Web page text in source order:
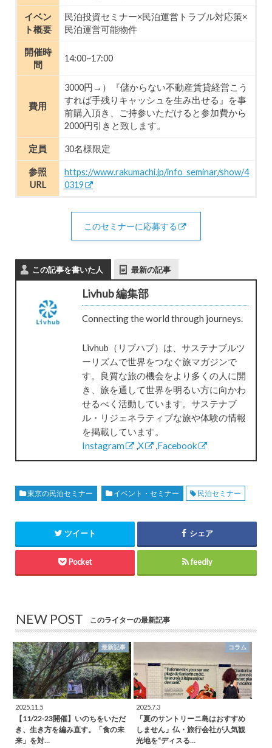
イベン
ト概要
民泊投資セミナー×民泊運営トラブル対応策×
民泊運営可能物件
開催時
間
14:00~17:00
費用
3000円→）『儲からない不動産賃貸経営こう
すれば手残りキャッシュを生み出せる』を事
前購入頂き、ご持参いただけると参加費から
2000円引きと致します。
定員 30名様限定
参照
URL
https://www.rakumachi.jp/info_seminar/show/4
0319
このセミナーに応募する
この記事を書いた人 最新の記事
Livhub 編集部
Connecting the world through journeys.
Livhub（リブハブ）は、サステナブルツ
ーリズムで世界をつなぐ旅マガジンで
す。良質な旅の機会をより多くの人に開
き、旅を通して世界を明るい方に向かわ
せるべく活動しています。サステナブ
ル・リジェネラティブな旅や体験の情報
を掲載しています。
Instagram
X Facebook
東京の民泊セミナー イベント・セミナー 民泊セミナー
ツイート シェア
Pocket feedly
NEW POST このライターの最新記事
最新記事
2025.11.5
【11/22-23開催】いのちをいただ
き、生き方を編み直す。「食の未
来」を対…
コラム
2025.7.3
「夏のサントリーニ島はおすすめ
しません」仏・旅行会社が人気観
光地を“ディスる…